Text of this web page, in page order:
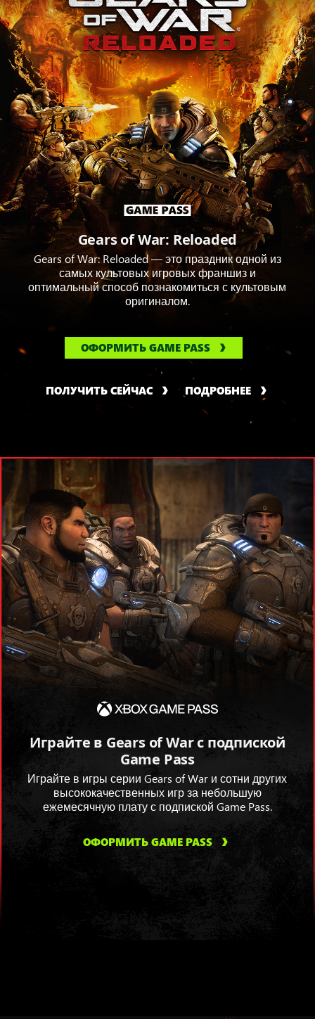
Gears of War: Reloaded
Gears of War: Reloaded — это праздник одной из
самых культовых игровых франшиз и
оптимальный способ познакомиться с культовым
оригиналом.
ОФОРМИТЬ GAME PASS
ПОЛУЧИТЬ СЕЙЧАС ПОДРОБНЕЕ
Играйте в Gears of War с подпиской
Game Pass
Играйте в игры серии Gears of War и сотни других
высококачественных игр за небольшую
ежемесячную плату с подпиской Game Pass.
ОФОРМИТЬ GAME PASS